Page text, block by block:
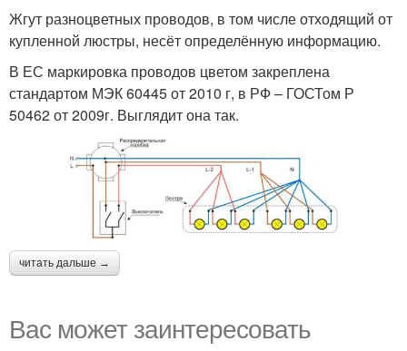
Жгут разноцветных проводов, в том числе отходящий от
купленной люстры, несёт определённую информацию.
В ЕС маркировка проводов цветом закреплена
стандартом МЭК 60445 от 2010 г, в РФ – ГОСТом Р
50462 от 2009г. Выглядит она так.
читать дальше →
Вас может заинтересовать